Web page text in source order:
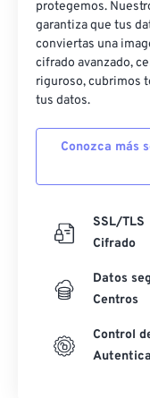
protegemos.
garantiza que tus
conviertas una
cifrado avanzado,
riguroso, cubrimos
tus datos.
Conozca más
SSL/TLS
Cifrado
Datos
Centros
Control